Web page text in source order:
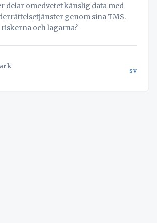
delar omedvetet känslig data med
genom sina TMS.
och lagarna?
sv